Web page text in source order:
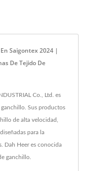
Saigontex 2024 |
De Tejido De
Co., Ltd. es
Sus productos
de alta velocidad,
para la
Dah Heer es conocida
ganchillo.